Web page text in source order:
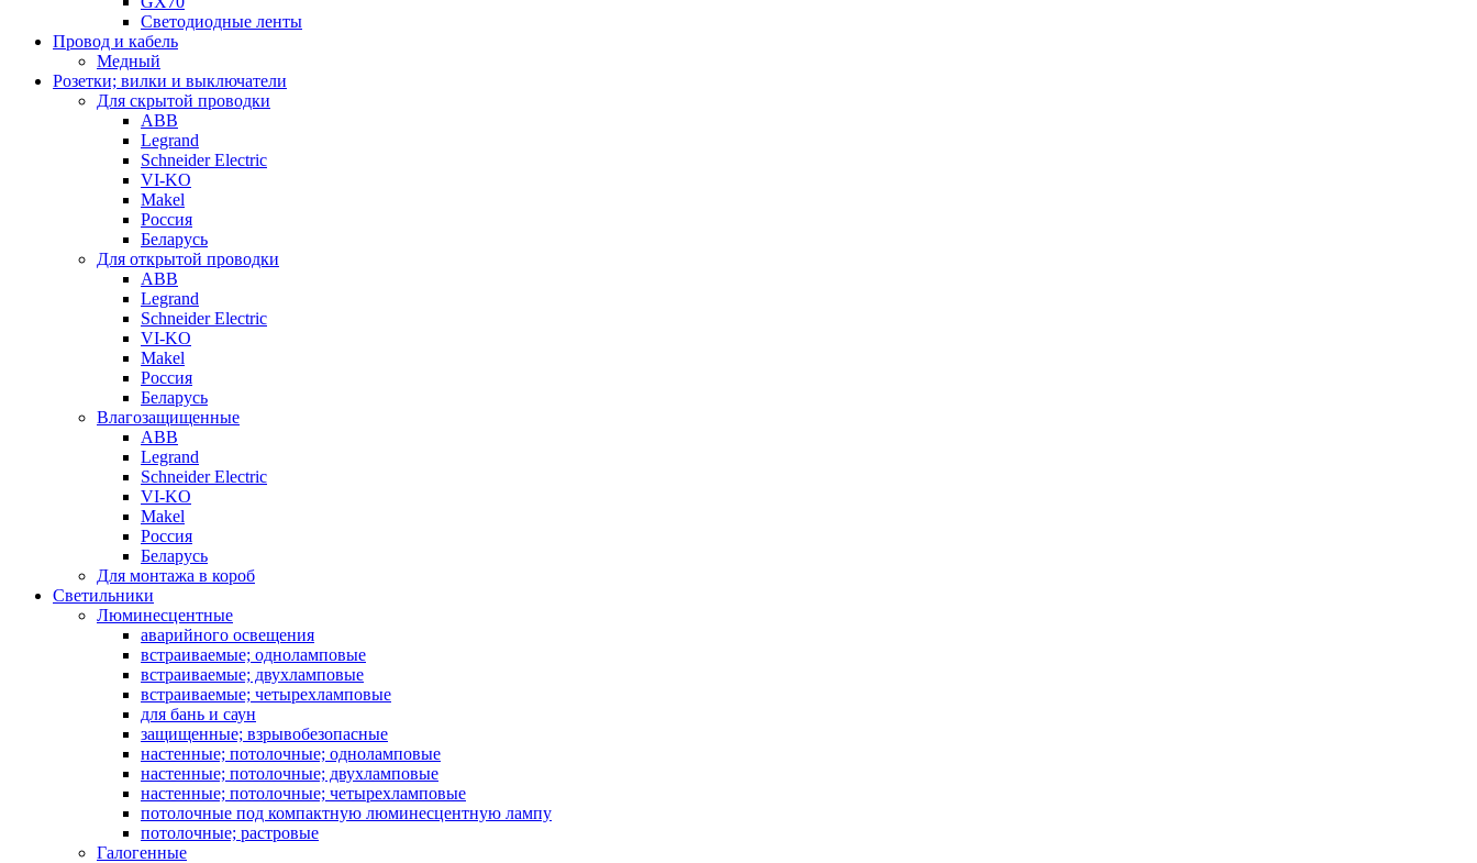
Светодиодные ленты
Провод и кабель
Медный
Розетки; вилки и выключатели
Для скрытой проводки
ABB
Legrand
Schneider Electric
VI-KO
Makel
Россия
Беларусь
Для открытой проводки
ABB
Legrand
Schneider Electric
VI-KO
Makel
Россия
Беларусь
Влагозащищенные
ABB
Legrand
Schneider Electric
VI-KO
Makel
Россия
Беларусь
Для монтажа в короб
Светильники
Люминесцентные
аварийного освещения
встраиваемые; одноламповые
встраиваемые; двухламповые
встраиваемые; четырехламповые
для бань и саун
защищенные; взрывобезопасные
настенные; потолочные; одноламповые
настенные; потолочные; двухламповые
настенные; потолочные; четырехламповые
потолочные под компактную люминесцентную лампу
потолочные; растровые
Галогенные